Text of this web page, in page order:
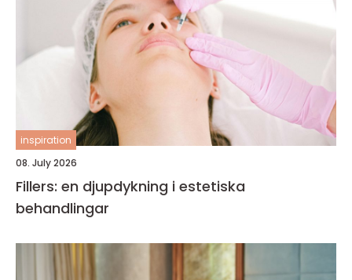
inspiration
08. July 2026
Fillers: en djupdykning i estetiska
behandlingar